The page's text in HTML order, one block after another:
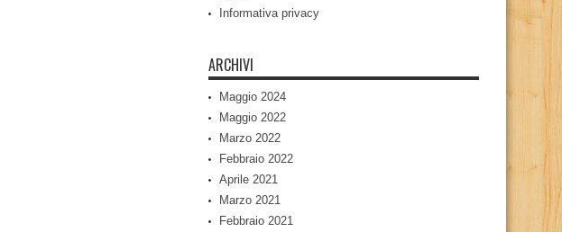
Informativa privacy
ARCHIVI
Maggio 2024
Maggio 2022
Marzo 2022
Febbraio 2022
Aprile 2021
Marzo 2021
Febbraio 2021